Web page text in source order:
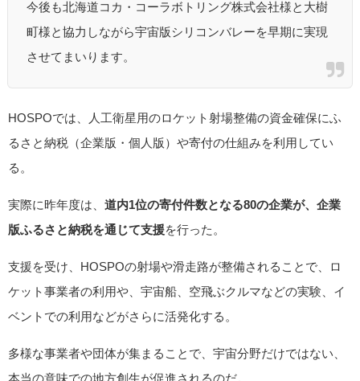
今後も北海道コカ・コーラボトリング株式会社様と大樹
町様と協力しながら宇宙版シリコンバレーを早期に実現
させてまいります。
HOSPOでは、人工衛星用のロケット射場整備の資金確保にふ
るさと納税（企業版・個人版）や寄付の仕組みを利用してい
る。
実際に昨年度は、 道内1位の寄付件数となる80の企業が、企業
版ふるさと納税を通じて支援を行った。
支援を受け、HOSPOの射場や滑走路が整備されることで、ロ
ケット事業者の利用や、宇宙船、空飛ぶクルマなどの実験、イ
ベントでの利用などがさらに活発化する。
多様な事業者や団体が集まることで、宇宙分野だけではない、
本当の意味での地方創生が促進されるのだ。